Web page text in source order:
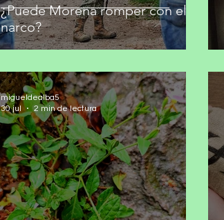
¿Puede Morena romper con el
narco?
migueldealba5
30 jul
2 min de lectura